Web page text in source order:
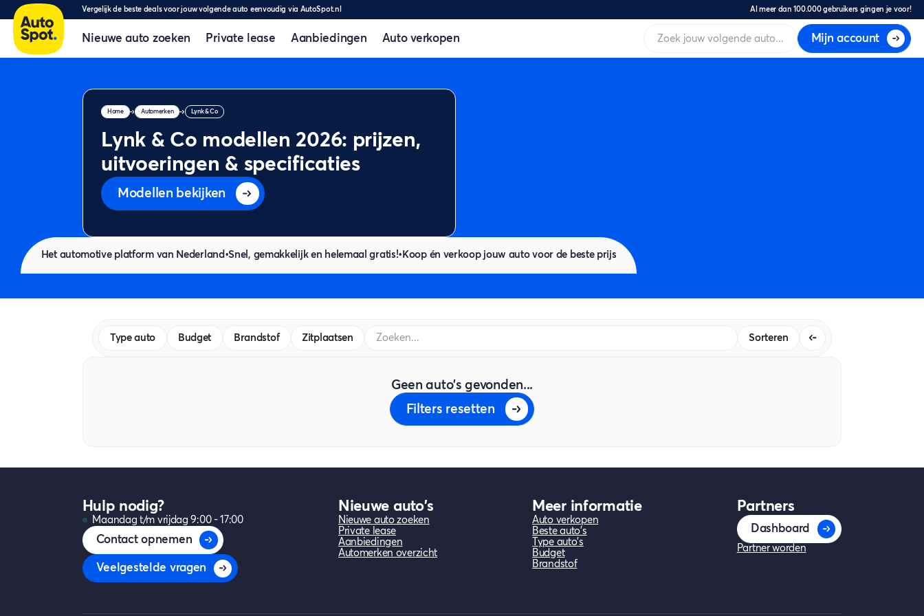
Vergelijk de beste deals voor jouw volgende auto eenvoudig via AutoSpot.nl Al meer dan 100.000 gebruikers gingen je voor!
Nieuwe auto zoeken Private lease Aanbiedingen Auto verkopen Mijn account
Home Automerken Lynk & Co
Lynk & Co modellen 2026: prijzen,
uitvoeringen & specificaties
Modellen bekijken
Het automotive platform van Nederland •Snel, gemakkelijk en helemaal gratis!• Koop én verkoop jouw auto voor de beste prijs
Type auto Budget Brandstof Zitplaatsen Sorteren
Geen auto's gevonden...
Filters resetten
Hulp nodig?
Maandag t/m vrijdag 9:00 - 17:00
Contact opnemen
Veelgestelde vragen
Nieuwe auto's
Nieuwe auto zoeken
Private lease
Aanbiedingen
Automerken overzicht
Meer informatie
Auto verkopen
Beste auto's
Type auto's
Budget
Brandstof
Partners
Dashboard
Partner worden